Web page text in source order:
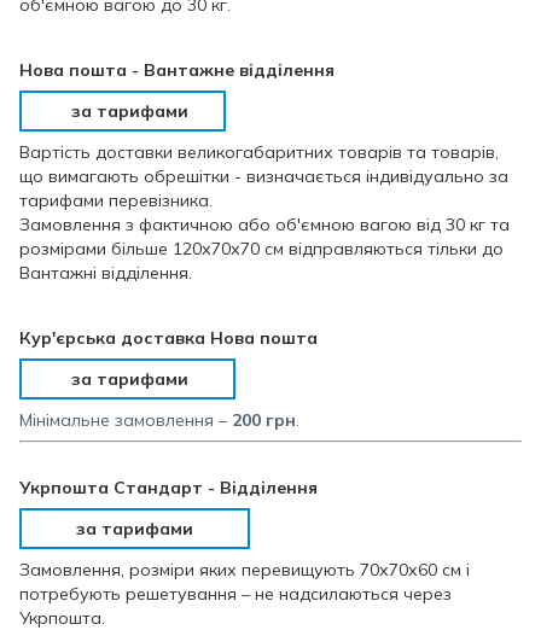
об'ємною вагою до 30 кг.
Нова пошта - Вантажне відділення
за тарифами
Вартість доставки великогабаритних товарів та товарів,
що вимагають обрешітки - визначається індивідуально за
тарифами перевізника.
Замовлення з фактичною або об'ємною вагою від 30 кг та
розмірами більше 120х70х70 см відправляються тільки до
Вантажні відділення.
Кур'єрська доставка Нова пошта
за тарифами
Мінімальне замовлення – 200 грн.
Укрпошта Стандарт - Відділення
за тарифами
Замовлення, розміри яких перевищують 70х70х60 см і
потребують решетування – не надсилаються через
Укрпошта.